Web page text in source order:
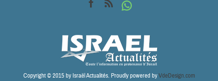
Copyright © 2015 by Israël Actualités. Proudly powered byVdeDesign.com